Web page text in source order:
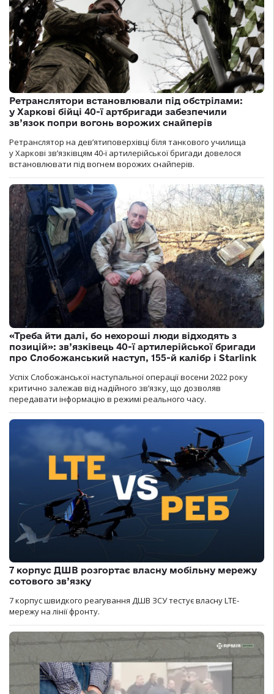
Ретранслятори встановлювали під обстрілами:
у Харкові бійці 40-ї артбригади забезпечили
зв’язок попри вогонь ворожих снайперів
Ретранслятор на дев’ятиповерхівці біля танкового училища
у Харкові зв’язківцям 40-ї артилерійської бригади довелося
встановлювати під вогнем ворожих снайперів.
«Треба йти далі, бо нехороші люди відходять з
позицій»: зв’язківець 40-ї артилерійської бригади
про Слобожанський наступ, 155-й калібр і Starlink
Успіх Слобожанської наступальної операції восени 2022 року
критично залежав від надійного зв’язку, що дозволяв
передавати інформацію в режимі реального часу.
7 корпус ДШВ розгортає власну мобільну мережу
сотового зв’язку
7 корпус швидкого реагування ДШВ ЗСУ тестує власну LTE-
мережу на лінії фронту.